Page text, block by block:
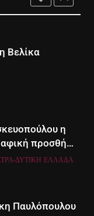
Βελίκα
η
προσθήκη
ΔΥΤΙΚΉ ΕΛΛΆΔΑ
Παυλόπουλου